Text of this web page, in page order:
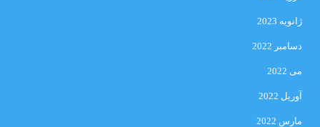
ژانویه 2023
دسامبر 2022
می 2022
آوریل 2022
مارس 2022